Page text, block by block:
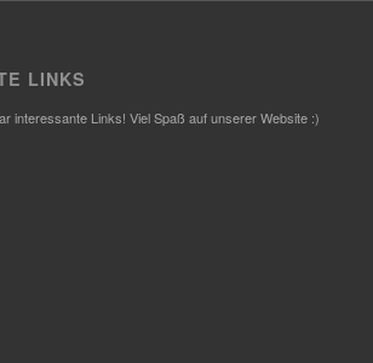
LINKS
interessante Links! Viel Spaß auf unserer Website :)